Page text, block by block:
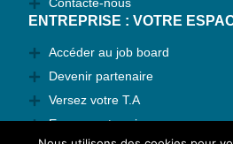
ENTREPRISE : VOTRE
Accéder au job board
Devenir partenaire
Versez votre T.A
Espace entreprise